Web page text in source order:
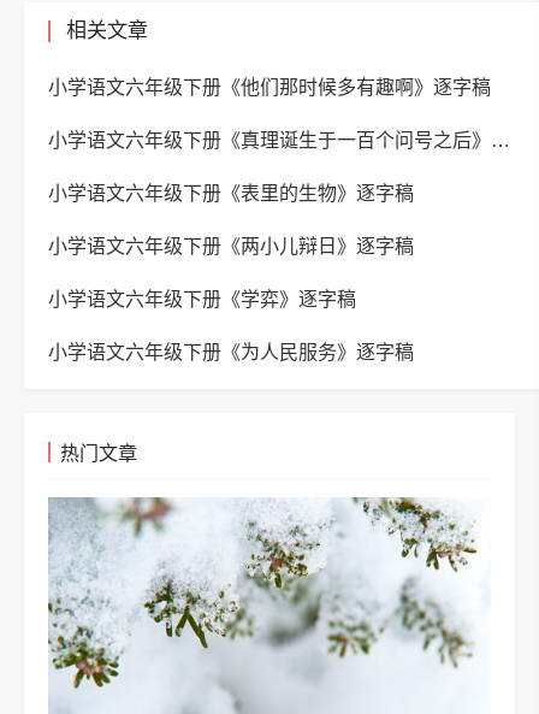
相关文章
小学语文六年级下册《他们那时候多有趣啊》逐字稿
小学语文六年级下册《真理诞生于一百个问号之后》逐字稿
小学语文六年级下册《表里的生物》逐字稿
小学语文六年级下册《两小儿辩日》逐字稿
小学语文六年级下册《学弈》逐字稿
小学语文六年级下册《为人民服务》逐字稿
热门文章